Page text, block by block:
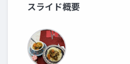
スライド概要